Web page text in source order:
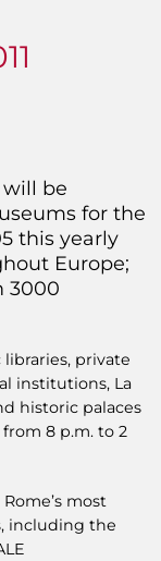
will be
for the
this yearly
Europe;
3000
private
institutions, La
historic palaces
8 p.m. to 2
most
including the